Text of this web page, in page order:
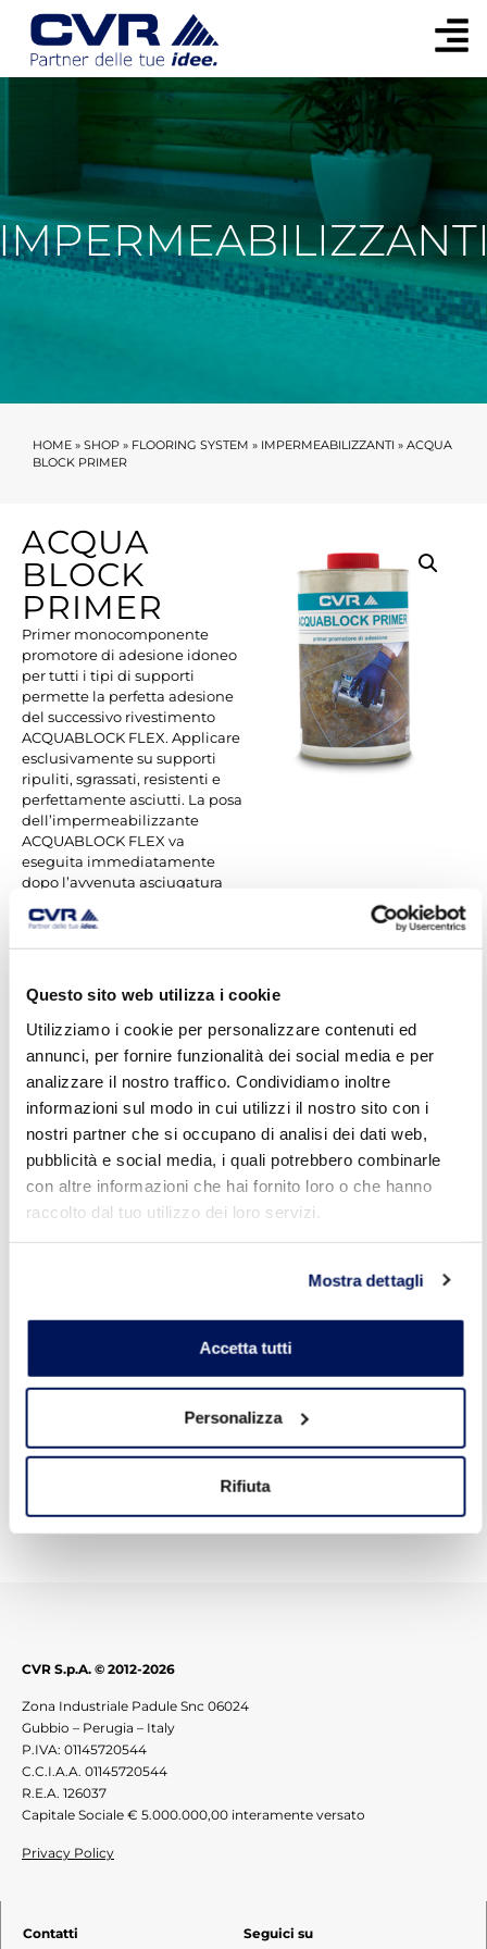
Questo sito web utilizza i cookie
Utilizziamo i cookie per personalizzare contenuti ed
annunci, per fornire funzionalità dei social media e per
analizzare il nostro traffico. Condividiamo inoltre
informazioni sul modo in cui utilizzi il nostro sito con i
nostri partner che si occupano di analisi dei dati web,
pubblicità e social media, i quali potrebbero combinarle
con altre informazioni che hai fornito loro o che hanno
raccolto dal tuo utilizzo dei loro servizi.
Mostra dettagli
Accetta tutti
Personalizza
Rifiuta
HOME » SHOP » FLOORING SYSTEM » IMPERMEABILIZZANTI » ACQUA
BLOCK PRIMER
ACQUA
BLOCK
PRIMER
Primer monocomponente
promotore di adesione idoneo
per tutti i tipi di supporti
permette la perfetta adesione
del successivo rivestimento
ACQUABLOCK FLEX. Applicare
esclusivamente su supporti
ripuliti, sgrassati, resistenti e
perfettamente asciutti. La posa
dell’impermeabilizzante
ACQUABLOCK FLEX va
eseguita immediatamente
dopo l’avvenuta asciugatura
professionale.
Promotore di adesione
ACQUABLOCK FLEX
Piastrelle ceramiche,
grès, clinker, cotto
Marmette in cemento
Pietre naturali
Mosaico ceramico o
SCHEDA TECNICA
SCHEDA DI SICUREZZA
Categorie:FLOORING SYSTEM,IMPERMEABILIZZANTI
primer
CVR S.p.A. © 2012-2026
Zona Industriale Padule Snc 06024
Gubbio – Perugia – Italy
P.IVA: 01145720544
C.C.I.A.A. 01145720544
R.E.A. 126037
Capitale Sociale € 5.000.000,00 interamente versato
Privacy Policy
Contatti Seguici su